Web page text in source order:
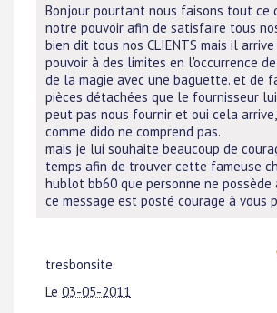
Bonjour pourtant nous faisons tout ce
notre pouvoir afin de satisfaire tous
bien dit tous nos CLIENTS mais il
pouvoir à des limites en l'occurrence
de la magie avec une baguette. et de
pièces détachées que le fournisseur
peut pas nous fournir et oui cela
comme dido ne comprend pas.
mais je lui souhaite beaucoup de
temps afin de trouver cette fameuse
hublot bb60 que personne ne possède
ce message est posté courage à vous
tresbonsite
Le 03-05-2011